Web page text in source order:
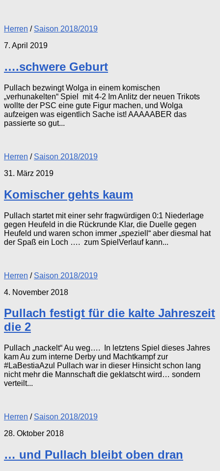
Herren / Saison 2018/2019
7. April 2019
….schwere Geburt
Pullach bezwingt Wolga in einem komischen
„verhunakelten“ Spiel mit 4-2 Im Anlitz der neuen Trikots
wollte der PSC eine gute Figur machen, und Wolga
aufzeigen was eigentlich Sache ist! AAAAABER das
passierte so gut...
Herren / Saison 2018/2019
31. März 2019
Komischer gehts kaum
Pullach startet mit einer sehr fragwürdigen 0:1 Niederlage
gegen Heufeld in die Rückrunde Klar, die Duelle gegen
Heufeld und waren schon immer „speziell“ aber diesmal hat
der Spaß ein Loch …. zum SpielVerlauf kann...
Herren / Saison 2018/2019
4. November 2018
Pullach festigt für die kalte Jahreszeit
die 2
Pullach „nackelt“ Au weg…. In letztens Spiel dieses Jahres
kam Au zum interne Derby und Machtkampf zur
#LaBestiaAzul Pullach war in dieser Hinsicht schon lang
nicht mehr die Mannschaft die geklatscht wird… sondern
verteilt...
Herren / Saison 2018/2019
28. Oktober 2018
… und Pullach bleibt oben dran